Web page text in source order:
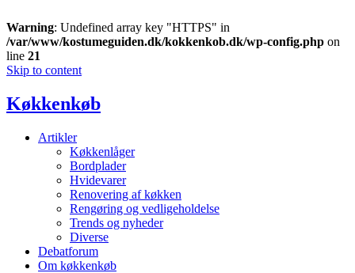
Warning: Undefined array key "HTTPS" in
/var/www/kostumeguiden.dk/kokkenkob.dk/wp-config.php on
line 21
Skip to content
Køkkenkøb
Artikler
Køkkenlåger
Bordplader
Hvidevarer
Renovering af køkken
Rengøring og vedligeholdelse
Trends og nyheder
Diverse
Debatforum
Om køkkenkøb